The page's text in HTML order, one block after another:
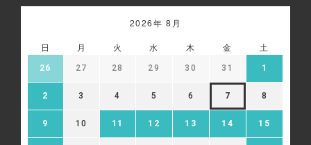
https://marketingplatform.google.com/about/analytics/
・Google プライバシーポリシー:
・Google アナリティクス オプトアウト アドオン:
13-2 広告配信について、当社はGoogle等の第三者広告
配信事業者を利用しており、当該第三者がCookie等によ
ってお客様のウェブサイトへの訪問・行動履歴情報を取
得、利用する場合があります。また、当社が保有する個人
情報を、氏名や住所など直接特定の個人を識別できる情報
を除外し、ハッシュ化（※）等の加工を行ったうえで、当
2026年 8月
日 月 火 水 木 金 土
26 27 28 29 30 31 1
2 3 4 5 6 7 8
9 10 11 12 13 14 15